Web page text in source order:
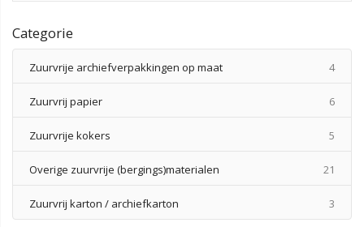
Categorie
Zuurvrije archiefverpakkingen op maat 4
Zuurvrij papier 6
Zuurvrije kokers 5
Overige zuurvrije (bergings)materialen 21
Zuurvrij karton / archiefkarton 3